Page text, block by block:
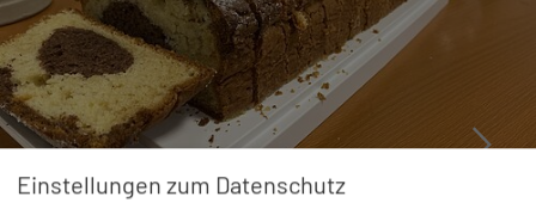
Einstellungen zum Datenschutz